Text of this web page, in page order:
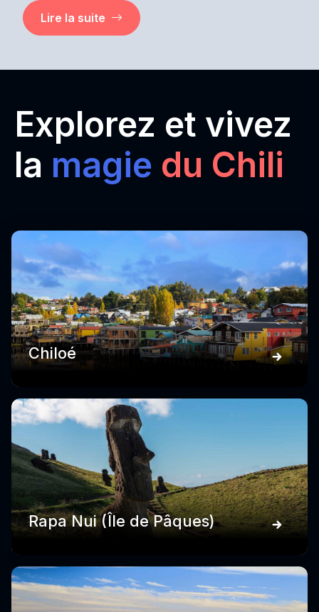
Lire la suite
Explorez et vivez
la magie du Chili
Chiloé
Rapa Nui (Île de Pâques)